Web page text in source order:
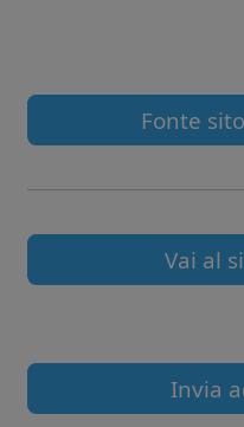
Fonte
Vai al
Invia